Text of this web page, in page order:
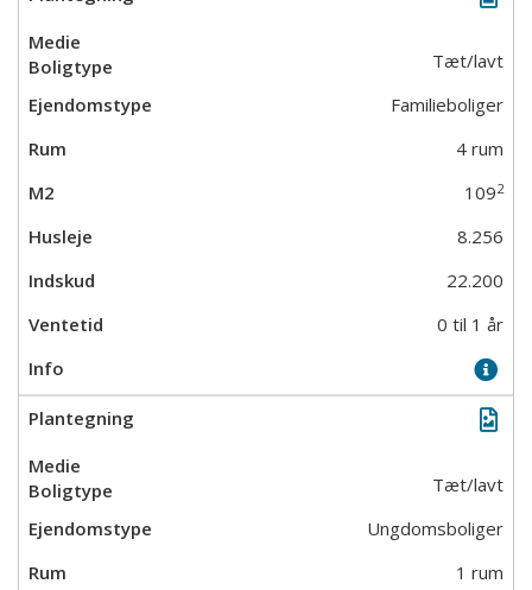
Tæt/lavt
Familieboliger
4 rum
1092
8.256
22.200
0 til 1 år
Tæt/lavt
Ungdomsboliger
1 rum